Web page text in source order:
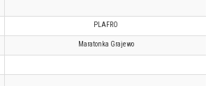
PLAFRO
Maratonka Grajewo